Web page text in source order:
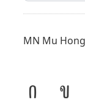
MN Mu
ก ข